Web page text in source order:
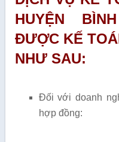
HUYỆN
ĐƯỢC KẾ
NHƯ SAU:
Đối với doanh
hợp đồng: